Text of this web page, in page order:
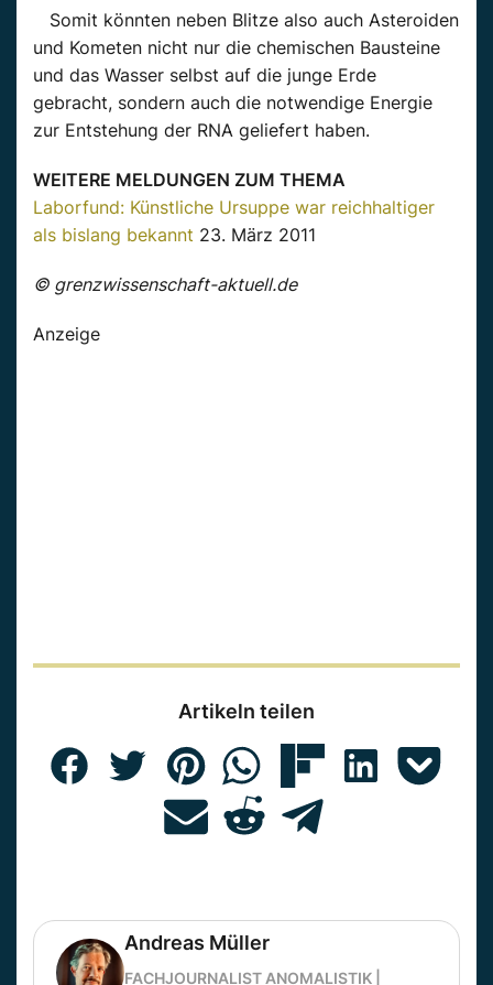
Somit könnten neben Blitze also auch Asteroiden
und Kometen nicht nur die chemischen Bausteine
und das Wasser selbst auf die junge Erde
gebracht, sondern auch die notwendige Energie
zur Entstehung der RNA geliefert haben.
WEITERE MELDUNGEN ZUM THEMA
Laborfund: Künstliche Ursuppe war reichhaltiger
als bislang bekannt 23. März 2011
© grenzwissenschaft-aktuell.de
Anzeige
Artikeln teilen
Andreas Müller
FACHJOURNALIST ANOMALISTIK |